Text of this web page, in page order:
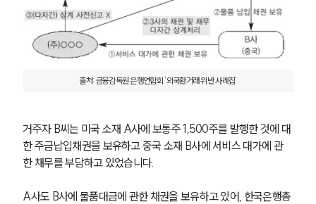
출처: 금융감독원 은행연합회 ‘외국환거래 위반 사례집’
거주자 B씨는 미국 소재 A사에 보통주 1,500주를 발행한 것에 대
한 주금납입채권을 보유하고 중국 소재 B사에 서비스 대가에 관
한 채무를 부담하고 있었습니다.
A사도 B사에 물품대금에 관한 채권을 보유하고 있어, 한국은행총